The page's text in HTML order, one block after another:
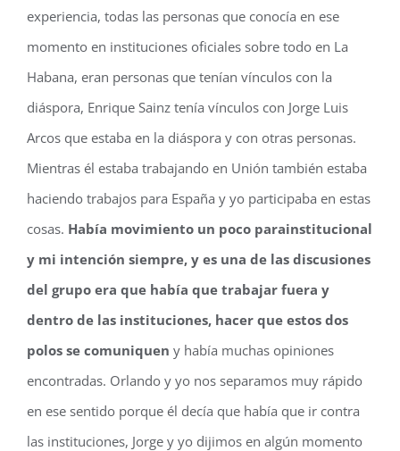
experiencia, todas las personas que conocía en ese
momento en instituciones oficiales sobre todo en La
Habana, eran personas que tenían vínculos con la
diáspora, Enrique Sainz tenía vínculos con Jorge Luis
Arcos que estaba en la diáspora y con otras personas.
Mientras él estaba trabajando en Unión también estaba
haciendo trabajos para España y yo participaba en estas
cosas. Había movimiento un poco parainstitucional
y mi intención siempre, y es una de las discusiones
del grupo era que había que trabajar fuera y
dentro de las instituciones, hacer que estos dos
polos se comuniquen y había muchas opiniones
encontradas. Orlando y yo nos separamos muy rápido
en ese sentido porque él decía que había que ir contra
las instituciones, Jorge y yo dijimos en algún momento